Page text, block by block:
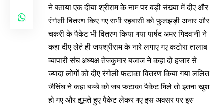
ने बताया एक दीया श्रीराम के नाम पर बड़ी संख्या में दीए और
रंगोली वितरण किए गए सभी रहवासी को फुलझड़ी अनार और
चकरी के पैकेट भी वितरण किया गया पार्षद अमर गिदवानी ने
कहा दीए लेते ही जयश्रीराम के नारे लगाए गए कटोरा तालाब
व्यापारी संघ अध्यक्ष तेजकुमार बजाज ने कहा दो हजार से
ज्यादा लोगों को दीए रंगोली फटाका वितरण किया गया ललित
जैसिंघ ने कहा बच्चे को जब फटाका पैकेट मिले तो इतना खुश
हो गए और झूमते हुए पैकेट लेकर गए इस अवसर पर इस